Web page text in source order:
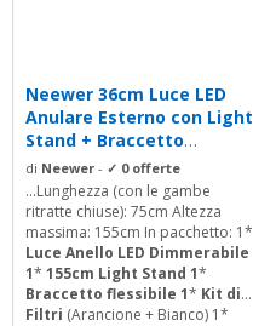
Neewer 36cm Luce LED
Anulare Esterno con Light
Stand + Braccetto
Flessibile + 2...
di Neewer - ✓ 0 offerte
...Lunghezza (con le gambe
ritratte chiuse): 75cm Altezza
massima: 155cm In pacchetto: 1*
Luce Anello LED Dimmerabile
1* 155cm Light Stand 1*
Braccetto flessibile 1* Kit di
Filtri (Arancione + Bianco) 1*